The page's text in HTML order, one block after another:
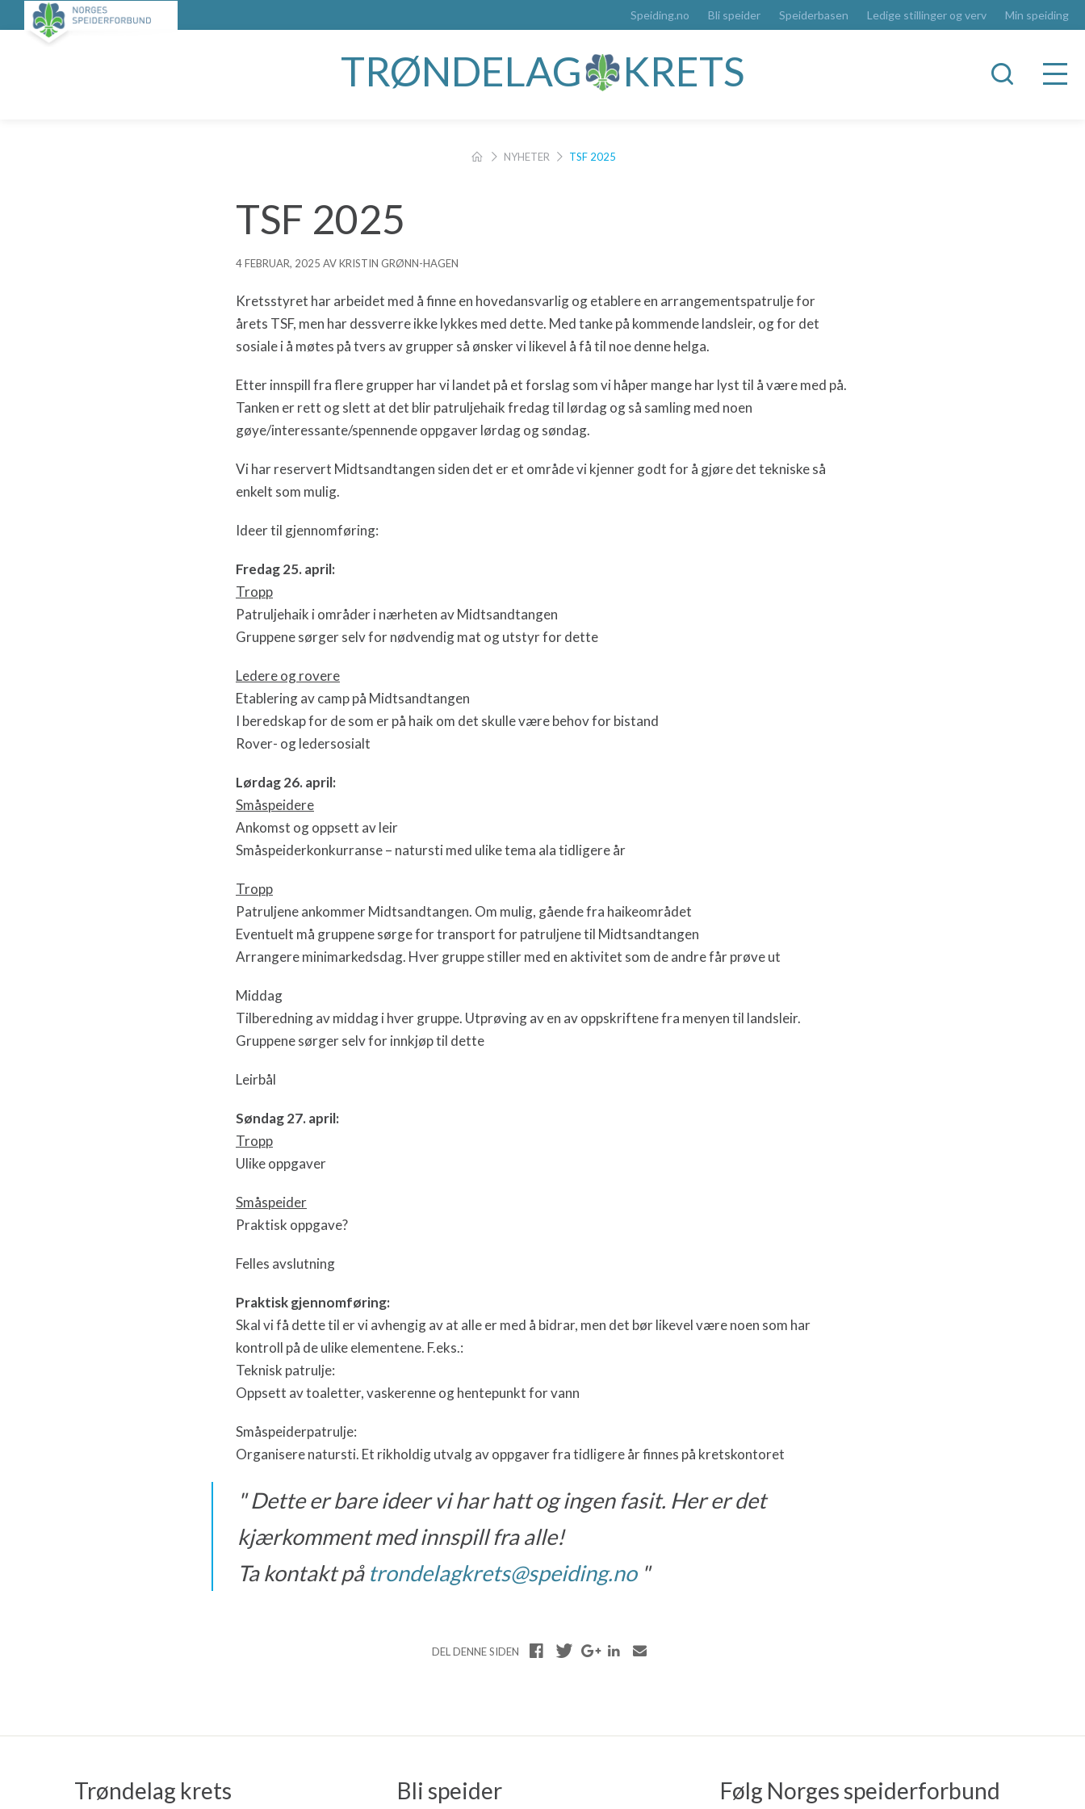
Speiding.no Bli speider Speiderbasen Ledige stillinger og verv Min speiding
TRØNDELAG KRETS
NYHETER TSF 2025
TSF 2025
4 FEBRUAR, 2025 AV KRISTIN GRØNN-HAGEN
Kretsstyret har arbeidet med å finne en hovedansvarlig og etablere en arrangementspatrulje for
årets TSF, men har dessverre ikke lykkes med dette. Med tanke på kommende landsleir, og for det
sosiale i å møtes på tvers av grupper så ønsker vi likevel å få til noe denne helga.
Etter innspill fra flere grupper har vi landet på et forslag som vi håper mange har lyst til å være med på.
Tanken er rett og slett at det blir patruljehaik fredag til lørdag og så samling med noen
gøye/interessante/spennende oppgaver lørdag og søndag.
Vi har reservert Midtsandtangen siden det er et område vi kjenner godt for å gjøre det tekniske så
enkelt som mulig.
Ideer til gjennomføring:
Fredag 25. april:
Tropp
Patruljehaik iområder i nærheten av Midtsandtangen
Gruppene sørger selv for nødvendig mat og utstyr for dette
Ledere og rovere
Etablering av camp på Midtsandtangen
I beredskap for de som er på haik om det skulle være behov for bistand
Rover- og ledersosialt
Lørdag 26. april:
Småspeidere
Ankomst og oppsett av leir
Småspeiderkonkurranse – natursti med ulike tema ala tidligere år
Tropp
Patruljene ankommer Midtsandtangen. Om mulig, gående fra haikeområdet
Eventuelt må gruppene sørge for transport for patruljene til Midtsandtangen
Arrangere minimarkedsdag. Hver gruppe stiller med en aktivitet som de andre får prøve ut
Middag
Tilberedning av middag i hver gruppe. Utprøving av en av oppskriftene fra menyen til landsleir.
Gruppene sørger selv for innkjøp til dette
Leirbål
Søndag 27. april:
Tropp
Ulike oppgaver
Småspeider
Praktisk oppgave?
Felles avslutning
Praktisk gjennomføring:
Skal vi få dette til er vi avhengig av at alle er med å bidrar, men det bør likevel være noen som har
kontroll på de ulike elementene. F.eks.:
Teknisk patrulje:
Oppsett av toaletter, vaskerenne og hentepunkt for vann
Småspeiderpatrulje:
Organisere natursti. Et rikholdig utvalg av oppgaver fra tidligere år finnes på kretskontoret
Dette er bare ideer vi har hatt og ingen fasit. Her er det
kjærkomment med innspill fra alle!
Ta kontakt på trondelagkrets@speiding.no
DEL DENNE SIDEN
Trøndelag krets Bli speider Følg Norges speiderforbund